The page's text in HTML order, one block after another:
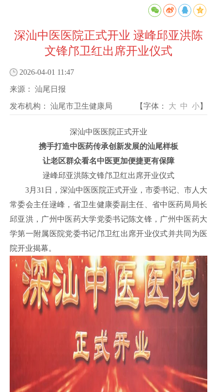
深汕中医医院正式开业 逯峰邱亚洪陈
文锋邝卫红出席开业仪式
2026-04-01 11:47
来源： 汕尾日报
发布机构： 汕尾市卫生健康局 【字体： 大 中 小】
深汕中医医院正式开业
携手打造中医药传承创新发展的汕尾样板
让老区群众看名中医更加便捷更有保障
逯峰邱亚洪陈文锋邝卫红出席开业仪式
3月31日，深汕中医医院正式开业 ， 市委书记、市人大
常委会主任逯峰， 省卫生健康委副主任、省中医药局局长
邱亚洪，广州中医药大学党委书记陈文锋，广州中医药大
学第一附属医院党委书记邝卫红出席开业仪式并共同为医
院开业揭幕。